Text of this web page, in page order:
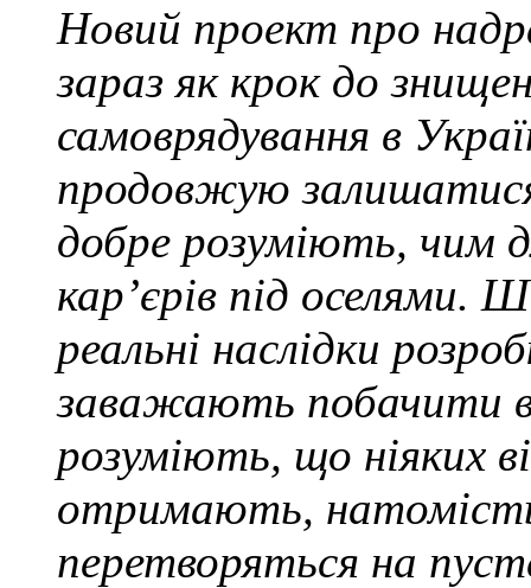
Новий проект про
зараз як крок до
самоврядування в
продовжую
добре розуміють, чим
кар’єрів під
реальні наслідки
заважають побачити
розуміють, що ніяких
отримають, натомість
перетворяться на